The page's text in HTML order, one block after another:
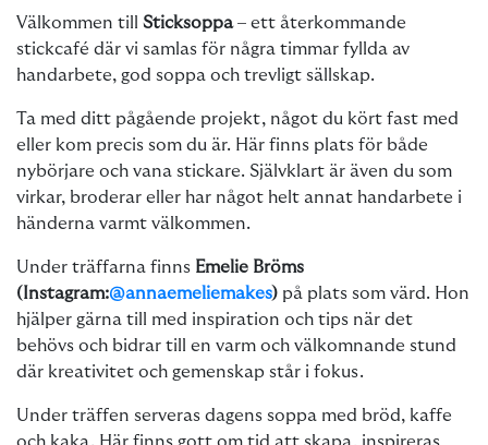
Välkommen till Sticksoppa– ett återkommande
stickcafé där vi samlas för några timmar fyllda av
handarbete, god soppa och trevligt sällskap.
Ta med ditt pågående projekt, något du kört fast med
eller kom precis som du är. Här finns plats för både
nybörjare och vana stickare. Självklart är även du som
virkar, broderar eller har något helt annat handarbete i
händerna varmt välkommen.
Under träffarna finns Emelie Bröms
(Instagram:@annaemeliemakes) på plats som värd. Hon
hjälper gärna till med inspiration och tips när det
behövs och bidrar till en varm och välkomnande stund
där kreativitet och gemenskap står i fokus.
Under träffen serveras dagens soppa med bröd, kaffe